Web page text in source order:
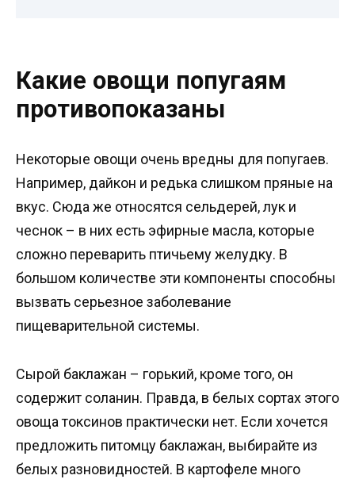
Какие овощи попугаям
противопоказаны
Некоторые овощи очень вредны для попугаев.
Например, дайкон и редька слишком пряные на
вкус. Сюда же относятся сельдерей, лук и
чеснок – в них есть эфирные масла, которые
сложно переварить птичьему желудку. В
большом количестве эти компоненты способны
вызвать серьезное заболевание
пищеварительной системы.
Сырой баклажан – горький, кроме того, он
содержит соланин. Правда, в белых сортах этого
овоща токсинов практически нет. Если хочется
предложить питомцу баклажан, выбирайте из
белых разновидностей. В картофеле много